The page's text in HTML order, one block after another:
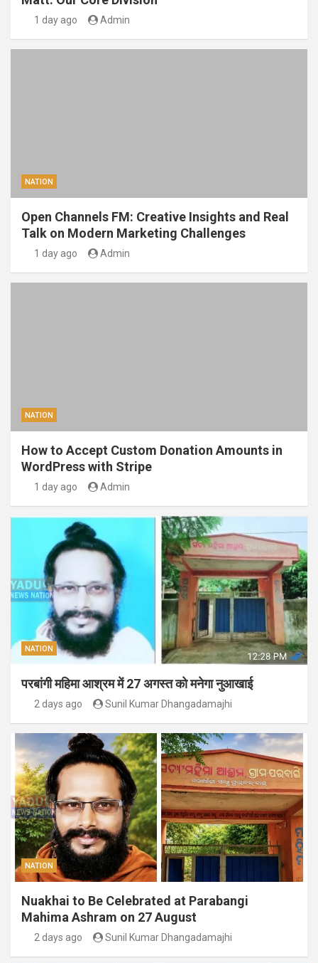
1 day ago Admin
NATION
Open Channels FM: Creative Insights and Real
Talk on Modern Marketing Challenges
1 day ago Admin
NATION
How to Accept Custom Donation Amounts in
WordPress with Stripe
1 day ago Admin
NATION
परबांगी महिमा आश्रम में 27 अगस्त को मनेगा नुआखाई
2 days ago Sunil Kumar Dhangadamajhi
NATION
Nuakhai to Be Celebrated at Parabangi
Mahima Ashram on 27 August
2 days ago Sunil Kumar Dhangadamajhi